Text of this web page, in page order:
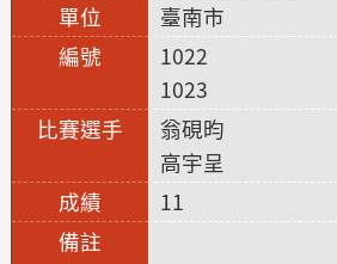
臺南市
1022
1023
翁硯昀
高宇呈
11